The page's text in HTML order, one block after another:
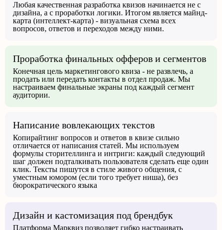
Любая качественная разработка квизов начинается не с
дизайна, а с проработки логики. Итогом является майнд-
карта (интеллект-карта) - визуальная схема всех
вопросов, ответов и переходов между ними.
Проработка финальных офферов и сегментов
Конечная цель маркетингового квиза - не развлечь, а
продать или передать контакты в отдел продаж. Мы
настраиваем финальные экраны под каждый сегмент
аудитории.
Написание вовлекающих текстов
Копирайтинг вопросов и ответов в квизе сильно
отличается от написания статей. Мы используем
формулы сторителлинга и интриги: каждый следующий
шаг должен подталкивать пользователя сделать еще один
клик. Тексты пишутся в стиле живого общения, с
уместным юмором (если того требует ниша), без
бюрократического языка
Дизайн и кастомизация под брендбук
Платформа Марквиз позволяет гибко настраивать